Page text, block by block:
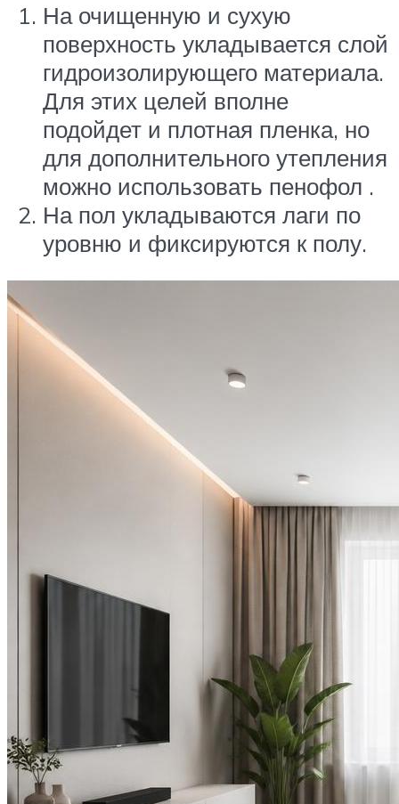
На очищенную и сухую
поверхность укладывается слой
гидроизолирующего материала.
Для этих целей вполне
подойдет и плотная пленка, но
для дополнительного утепления
можно использовать пенофол .
На пол укладываются лаги по
уровню и фиксируются к полу.